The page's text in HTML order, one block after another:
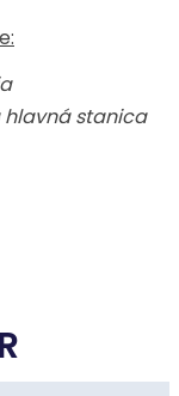
hlavná stanica